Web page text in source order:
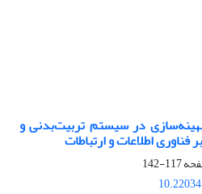
در سیستم تربیت‌بدنی و
اطلاعات و ارتباطات
117-142